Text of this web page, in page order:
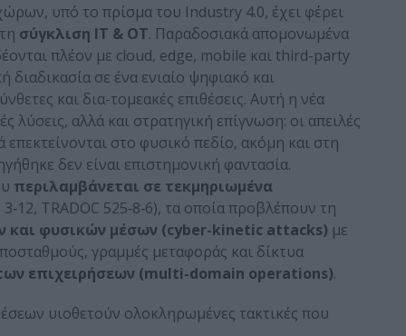
υπό το πρίσμα του Industry 4.0, έχει φέρει
σύγκλιση IT & OT. Παραδοσιακά απομονωμένα
πλέον με cloud, edge, mobile και third-party
σε ένα ενιαίο ψηφιακό και
και δια-τομεακές επιθέσεις. Αυτή η νέα
λύσεις, αλλά και στρατηγική επίγνωση: οι απειλές
επεκτείνονται στο φυσικό πεδίο, ακόμη και στη
δεν είναι επιστημονική φαντασία.
περιλαμβάνεται σε τεκμηριωμένα
3‑12, TRADOC 525‑8‑6), τα οποία προβλέπουν τη
και φυσικών μέσων (cyber-kinetic attacks) με
γραμμές μεταφοράς και δίκτυα
επιχειρήσεων (multi-domain operations).
υιοθετούν ολοκληρωμένες τακτικές που